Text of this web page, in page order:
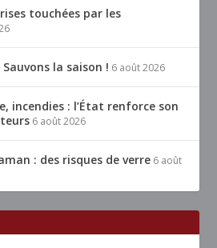
touchées par les
la saison ! 6 août 2026
incendies : l’État renforce son
6 août 2026
: des risques de verre 6 août